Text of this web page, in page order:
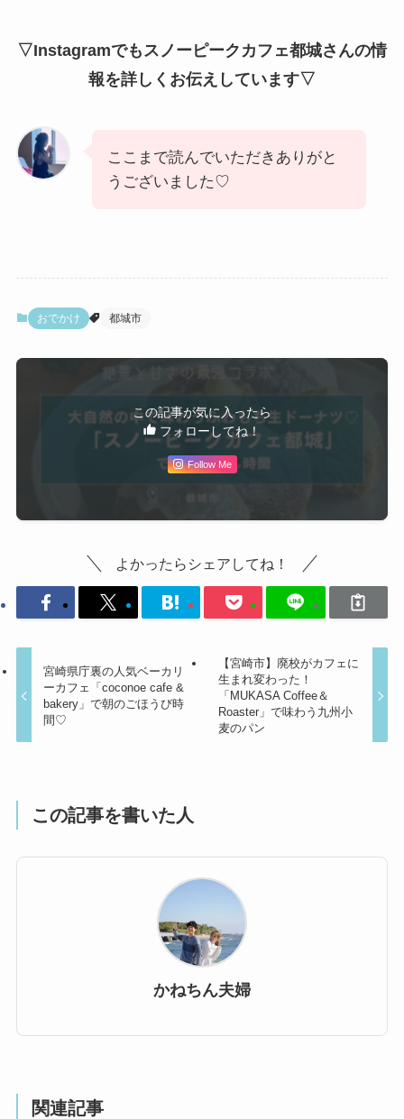
▽Instagramでもスノーピークカフェ都城さんの情
報を詳しくお伝えしています▽
ここまで読んでいただきありがと
うございました♡
おでかけ 都城市
この記事が気に入ったら
フォローしてね！
Follow Me
よかったらシェアしてね！
宮崎県庁裏の人気ベーカリ
ーカフェ「coconoe cafe &
bakery」で朝のごほうび時
間♡
【宮崎市】廃校がカフェに
生まれ変わった！
「MUKASA Coffee＆
Roaster」で味わう九州小
麦のパン
この記事を書いた人
かねちん夫婦
関連記事